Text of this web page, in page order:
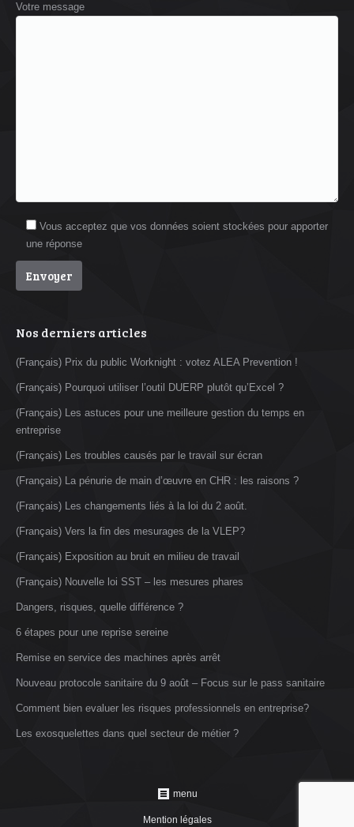
Votre message
Vous acceptez que vos données soient stockées pour apporter
une réponse
Nos derniers articles
(Français) Prix du public Worknight : votez ALEA Prevention !
(Français) Pourquoi utiliser l’outil DUERP plutôt qu’Excel ?
(Français) Les astuces pour une meilleure gestion du temps en
entreprise
(Français) Les troubles causés par le travail sur écran
(Français) La pénurie de main d’œuvre en CHR : les raisons ?
(Français) Les changements liés à la loi du 2 août.
(Français) Vers la fin des mesurages de la VLEP?
(Français) Exposition au bruit en milieu de travail
(Français) Nouvelle loi SST – les mesures phares
Dangers, risques, quelle différence ?
6 étapes pour une reprise sereine
Remise en service des machines après arrêt
Nouveau protocole sanitaire du 9 août – Focus sur le pass sanitaire
Comment bien evaluer les risques professionnels en entreprise?
Les exosquelettes dans quel secteur de métier ?
menu
Mention légales